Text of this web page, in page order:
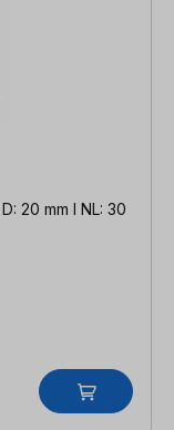
20 mm l NL: 30